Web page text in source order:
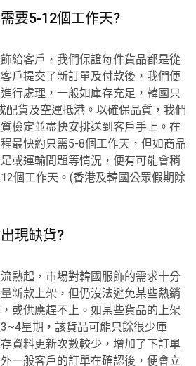
要5-12個工作天?
給客戶，我們保證每件貨品都是從
戶提交了新訂單及付款後，我們便
行處理，一般如庫存充足，韓國只
配貨及空運抵港。以確保品質，我們
檢定並盡快安排送到客戶手上。在
最快約只需5-8個工作天，但如商品
或運輸問題等情況，便有可能會稍
個工作天。(香港及韓國公眾假期除
現缺貨?
熱起，市場對韓國服飾的需求十分
新款上架，但仍沒法避免某些熱銷
或供應趕不上。如某些貨品的上架
星期，該貨品可能只餘很少庫
資料更新次數較少，增加了下訂單
一般客戶的訂單在確認後，便會立